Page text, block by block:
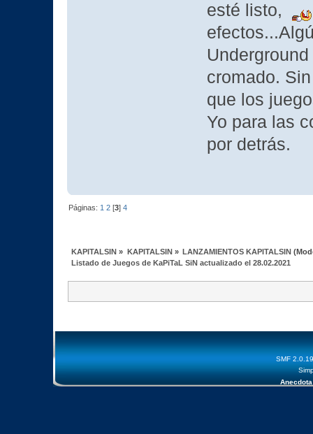
esté listo,
cromado.
que los
Yo para las
por detrás.
Páginas: 1 2 [3]4
KAPITALSIN » KAPITALSIN » LANZAMIENTOS KAPITALSIN
Listado de Juegos de KaPiTaL SiN actualizado el 28.02.2021
SMF 2.0.19
Anecdota